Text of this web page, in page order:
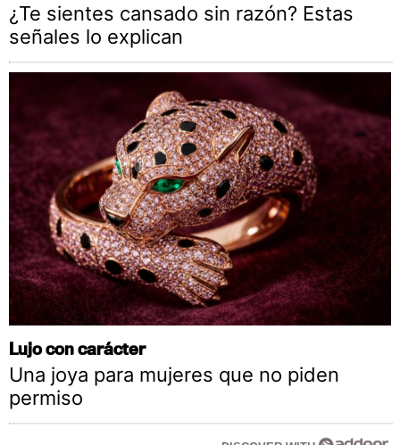
¿Te sientes cansado sin razón? Estas
señales lo explican
Lujo con carácter
Una joya para mujeres que no piden
permiso